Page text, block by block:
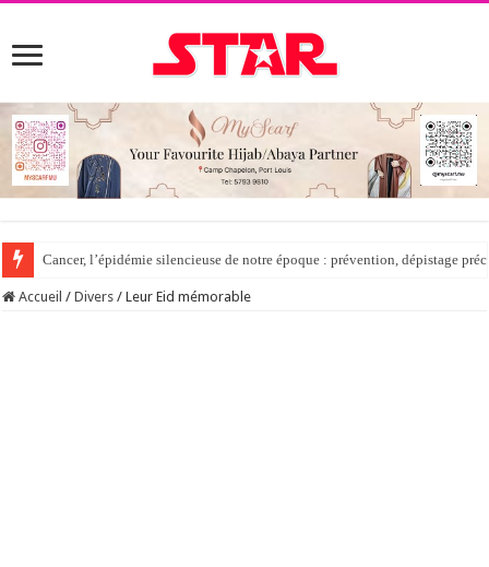
Cancer, l’épidémie silencieuse de notre époque : prévention, dépistage
Accueil / Divers / Leur Eid mémorable